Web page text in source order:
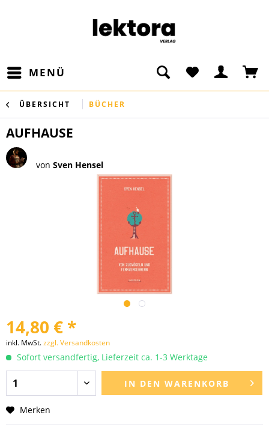
MENÜ
ÜBERSICHT BÜCHER
AUFHAUSE
von Sven Hensel
14,80 € *
inkl. MwSt.zzgl. Versandkosten
Sofort versandfertig, Lieferzeit ca. 1-3 Werktage
IN DEN WARENKORB
Merken